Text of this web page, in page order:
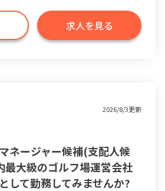
求人を見る
2026/8/3更新
ネージャー候補(支配人候
最大級のゴルフ場運営会社
して勤務してみませんか?